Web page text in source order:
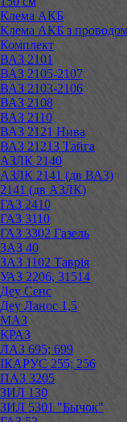
Клема АКБ
Клема АКБ з
Комплект
ВАЗ 2101
ВАЗ 2105-2107
ВАЗ 2103-2106
ВАЗ 2108
ВАЗ 2110
ВАЗ 2121 Нива
ВАЗ 21213 Тайга
АЗЛК 2140
АЗЛК 2141 (дв ВАЗ)
2141 (дв АЗЛК)
ГАЗ 2410
ГАЗ 3110
ГАЗ 3302 Газель
ЗАЗ 40
ЗАЗ 1102 Таврія
УАЗ 2206, 31514
Деу Сенс
Деу Ланос 1,5
МАЗ
КРАЗ
ЛАЗ 695; 699
ІКАРУС 255; 256
ПАЗ 3205
ЗИЛ 130
ЗИЛ 5301 "Бычок"